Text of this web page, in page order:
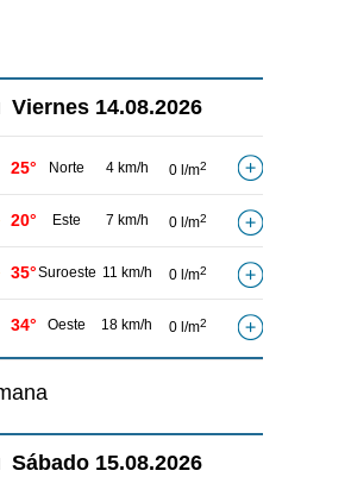
Viernes 14.08.2026
25° Norte 4 km/h 0 l/m2
20° Este 7 km/h 0 l/m2
35°Suroeste 11 km/h 0 l/m2
34° Oeste 18 km/h 0 l/m2
Sábado 15.08.2026